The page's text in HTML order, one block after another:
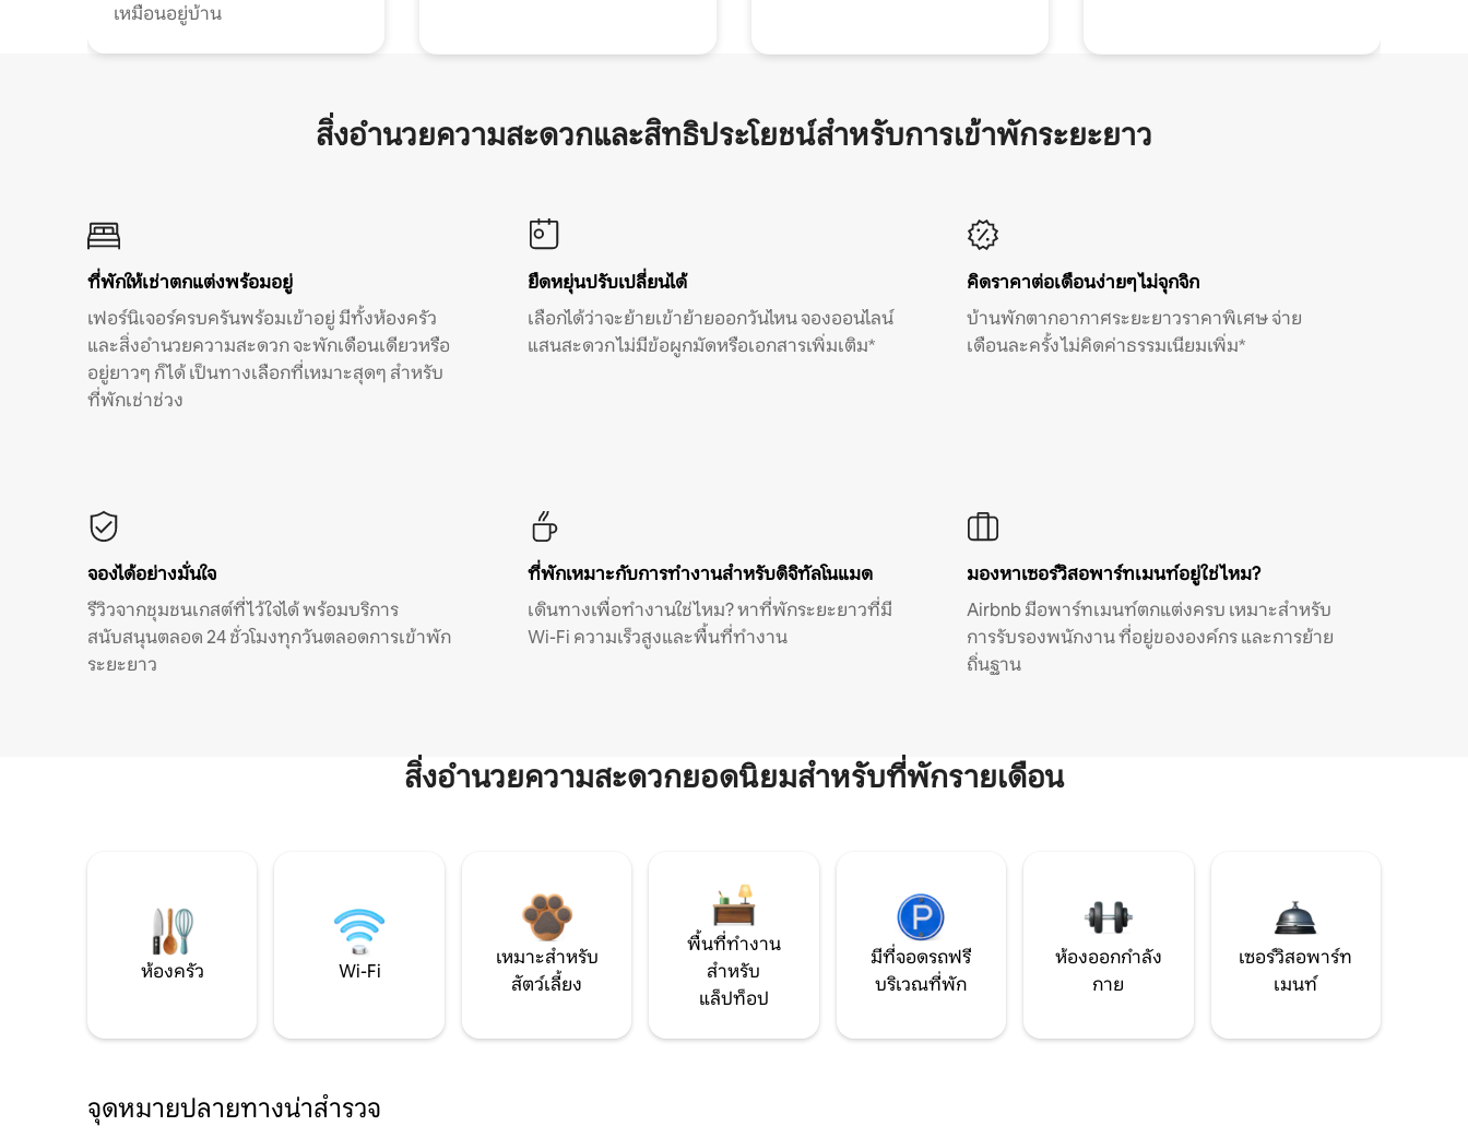
เหมือนอยู่บ้าน
สิ่งอำนวยความสะดวกและสิทธิประโยชน์สำหรับการเข้าพักระยะยาว
ที่พักให้เช่าตกแต่งพร้อมอยู่
เฟอร์นิเจอร์ครบครันพร้อมเข้าอยู่ มีทั้งห้องครัว
และสิ่งอำนวยความสะดวก จะพักเดือนเดียวหรือ
อยู่ยาวๆ ก็ได้ เป็นทางเลือกที่เหมาะสุดๆ สำหรับ
ที่พักเช่าช่วง
ยืดหยุ่นปรับเปลี่ยนได้
เลือกได้ว่าจะย้ายเข้าย้ายออกวันไหน จองออนไลน์
แสนสะดวก ไม่มีข้อผูกมัดหรือเอกสารเพิ่มเติม*
คิดราคาต่อเดือนง่ายๆ ไม่จุกจิก
บ้านพักตากอากาศระยะยาวราคาพิเศษ จ่าย
เดือนละครั้ง ไม่คิดค่าธรรมเนียมเพิ่ม*
จองได้อย่างมั่นใจ
รีวิวจากชุมชนเกสต์ที่ไว้ใจได้ พร้อมบริการ
สนับสนุนตลอด 24 ชั่วโมงทุกวันตลอดการเข้าพัก
ระยะยาว
ที่พักเหมาะกับการทำงานสำหรับดิจิทัลโนแมด
เดินทางเพื่อทำงานใช่ไหม? หาที่พักระยะยาวที่มี
Wi-Fi ความเร็วสูงและพื้นที่ทำงาน
มองหาเซอร์วิสอพาร์ทเมนท์อยู่ใช่ไหม?
Airbnb มีอพาร์ทเมนท์ตกแต่งครบ เหมาะสำหรับ
การรับรองพนักงาน ที่อยู่ขององค์กร และการย้าย
ถิ่นฐาน
สิ่งอำนวยความสะดวกยอดนิยมสำหรับที่พักรายเดือน
ห้องครัว Wi-Fi
เหมาะสำหรับ
สัตว์เลี้ยง
พื้นที่ทำงาน
สำหรับ
แล็ปท็อป
มีที่จอดรถฟรี
บริเวณที่พัก
ห้องออกกำลัง
กาย
เซอร์วิสอพาร์ท
เมนท์
จุดหมายปลายทางน่าสำรวจ